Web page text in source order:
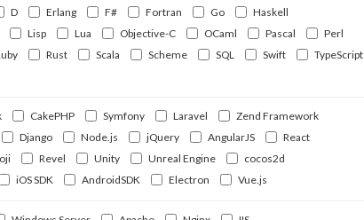
D Erlang F# Fortran Go
Haskell
Lisp Lua Objective-C OCaml Pascal
Perl
Rust Scala Scheme SQL Swift
TypeScript
CakePHP Symfony Laravel
Zend Framework
Django Node.js jQuery AngularJS
React
Revel Unity Unreal Engine
cocos2d
iOS SDK AndroidSDK Electron Vue.js